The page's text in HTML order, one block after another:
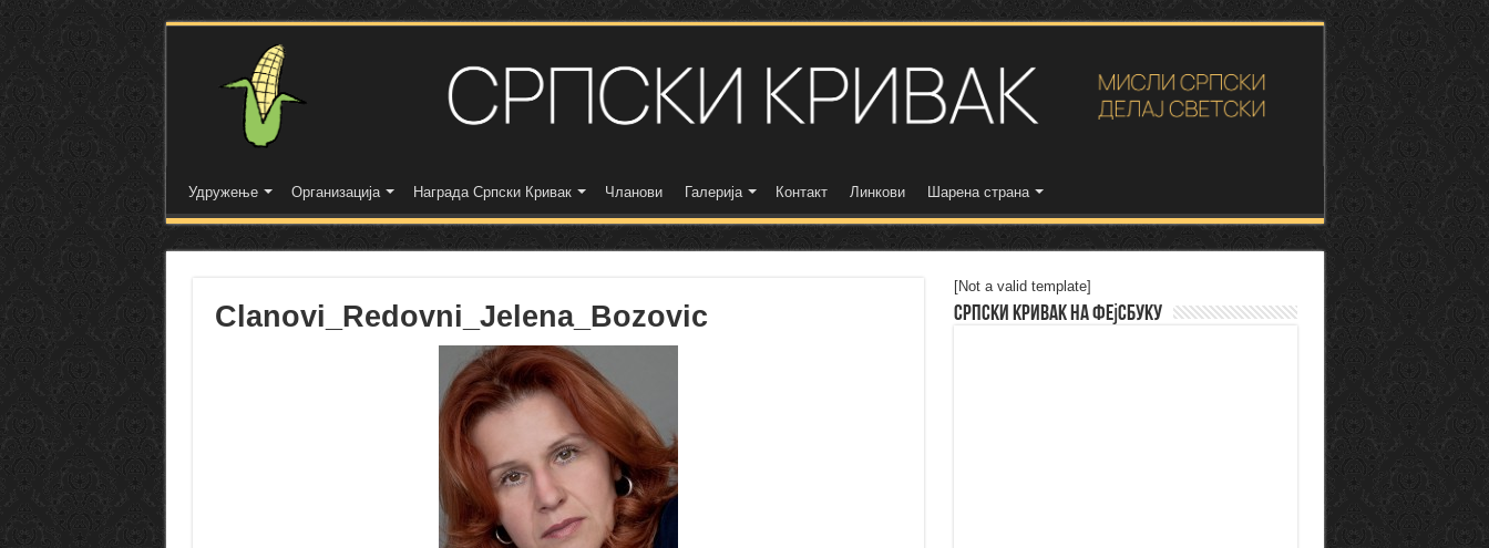
Удружење Организација Награда Српски Кривак Чланови Галерија Контакт Линкови Шарена страна
Clanovi_Redovni_Jelena_Bozovic
[Not a valid template]
Српски Кривак на Фејсбуку